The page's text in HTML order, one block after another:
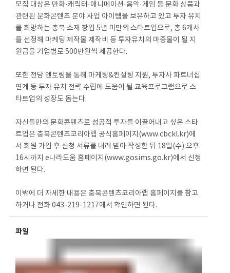
모집 대상은 만화·캐릭터·애니메이션·음악·게임 등 문화 상품과
관련된 문화콘텐츠 분야 사업 아이템을 보유하고 있고 투자 유치
를 희망하는 충북 소재 창업 5년 미만의 스타트업으로, 총 6개사
를 선정해 마케팅 제작물 제작비 등 투자유치의 마중물이 될 지
원금을 기업별로 500만원씩 제공한다.
또한 전담 멘토링을 통해 마케팅&컨설팅 지원, 투자사 파트너십
연계 등 투자 유치 전략 수립에 도움이 될 교육프로그램으로 스
타트업의 성장도 돕는다.
자신들만의 문화콘텐츠로 성공적 투자를 이끌어내고 싶은 스타
트업은 충북콘텐츠코리아랩 공식홈페이지(www.cbckl.kr)에
서 회원 가입 후 신청 서류를 내려 받아 작성한 뒤 18일(수) 오후
16시까지 e나라도움 홈페이지(www.gosims.go.kr)에서 신청
하면 된다.
이밖에 더 자세한 내용은 충북콘텐츠코리아랩 홈페이지를 참고
하거나 전화 043-219-1217에서 확인하면 된다.
파일